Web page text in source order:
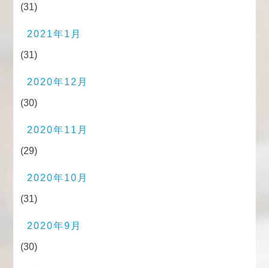
(31)
2021年1月
(31)
2020年12月
(30)
2020年11月
(29)
2020年10月
(31)
2020年9月
(30)